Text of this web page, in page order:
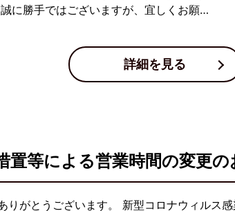
に勝手ではございますが、宜しくお願…
詳細を見る
置等による営業時間の変更の
りがとうございます。 新型コロナウィルス